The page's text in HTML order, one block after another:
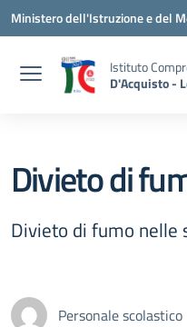
Vai ai contenuti
Vai al menu di navigazione
Vai al footer
Ministero dell'Istruzione e del
Istituto
D'Acquisto -
Divieto di
Divieto di fumo nelle
Personale scolastico